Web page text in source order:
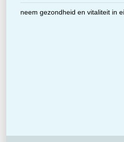
neem gezondheid en vitaliteit in